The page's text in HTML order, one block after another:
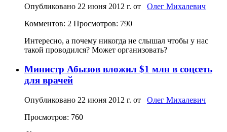
Опубликовано 22 июня 2012 г. от Олег Михалевич
Комментов: 2 Просмотров: 790
Интересно, а почему никогда не слышал чтобы у нас
такой проводился? Может организовать?
Министр Абызов вложил $1 млн в соцсеть
для врачей
Опубликовано 22 июня 2012 г. от Олег Михалевич
Просмотров: 760